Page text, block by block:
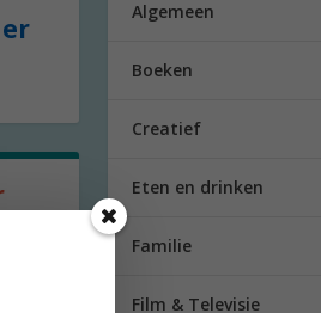
op
Algemeen
Boeken
Creatief
Eten en drinken
Familie
Film & Televisie